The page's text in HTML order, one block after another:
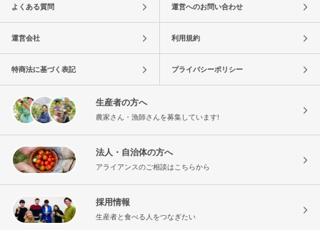
よくある質問 運営へのお問い合わせ
運営会社 利用規約
特商法に基づく表記 プライバシーポリシー
生産者の方へ
農家さん・漁師さんを募集しています!
法人・自治体の方へ
アライアンスのご相談はこちらから
採用情報
生産者と食べる人をつなぎたい